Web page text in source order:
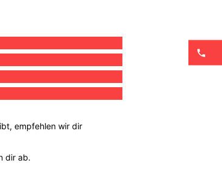
empfehlen wir dir
dir ab.